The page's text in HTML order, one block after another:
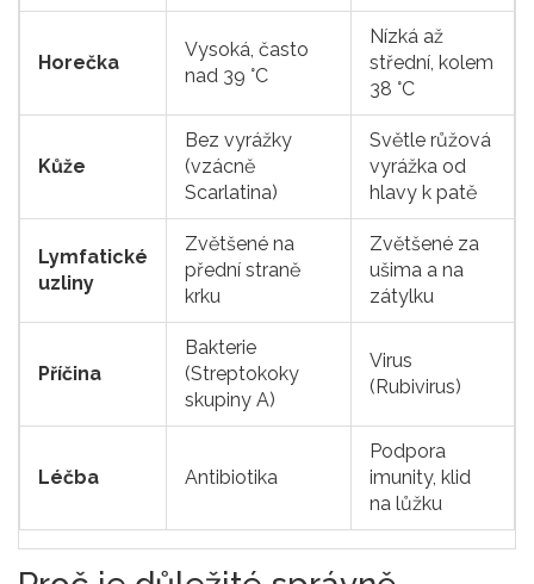
Horečka
Vysoká, často
nad 39 °C
Nízká až
střední, kolem
38 °C
Kůže
Bez vyrážky
(vzácně
Scarlatina)
Světle růžová
vyrážka od
hlavy k patě
Lymfatické
uzliny
Zvětšené na
přední straně
krku
Zvětšené za
ušima a na
zátylku
Příčina
Bakterie
(Streptokoky
skupiny A)
Virus
(Rubivirus)
Léčba Antibiotika
Podpora
imunity, klid
na lůžku